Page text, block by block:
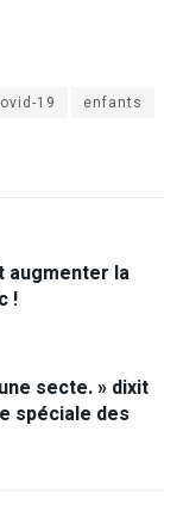
19
enfants
augmenter la
!
secte. » dixit
spéciale des